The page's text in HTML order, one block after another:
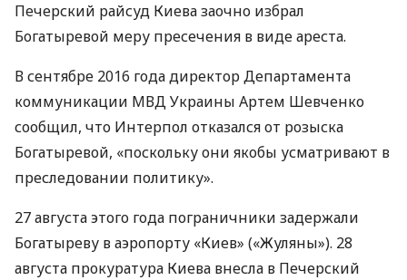
Печерский райсуд Киева заочно избрал
Богатыревой меру пресечения в виде ареста.
В сентябре 2016 года директор Департамента
коммуникации МВДУкраины Артем Шевченко
сообщил, что Интерпол отказался от розыска
Богатыревой, «поскольку они якобы усматривают в
преследовании политику».
27 августа этого года пограничники задержали
Богатыреву в аэропорту «Киев» («Жуляны»). 28
августа прокуратура Киева внесла в Печерский